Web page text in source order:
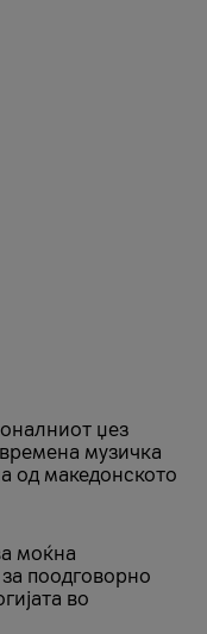
џез
музичка
од македонското
моќна
поодговорно
во